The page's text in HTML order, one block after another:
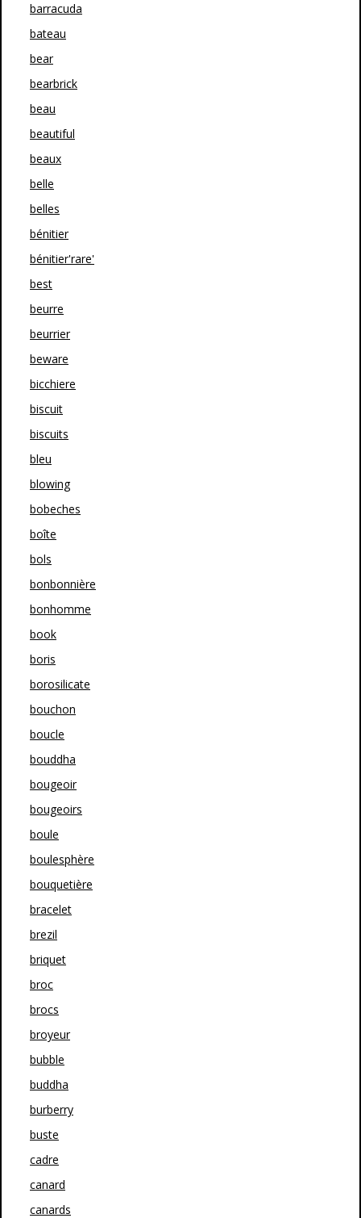
barracuda
bateau
bear
bearbrick
beau
beautiful
beaux
belle
belles
bénitier
bénitier'rare'
best
beurre
beurrier
beware
bicchiere
biscuit
biscuits
bleu
blowing
bobeches
boîte
bols
bonbonnière
bonhomme
book
boris
borosilicate
bouchon
boucle
bouddha
bougeoir
bougeoirs
boule
boulesphère
bouquetière
bracelet
brezil
briquet
broc
brocs
broyeur
bubble
buddha
burberry
buste
cadre
canard
canards